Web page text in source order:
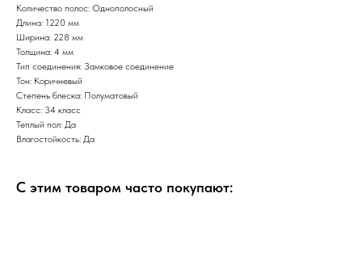
Количество полос: Однополосный
Длина: 1220 мм
Ширина: 228 мм
Толщина: 4 мм
Тип соединения: Замковое соединение
Тон: Коричневый
Степень блеска: Полуматовый
Класс: 34 класс
Теплый пол: Да
Влагостойкость: Да
С этим товаром часто покупают: